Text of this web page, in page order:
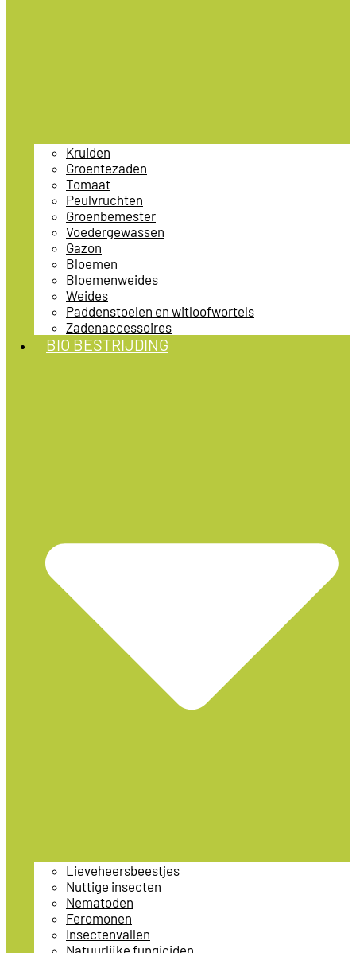
Kruiden
Groentezaden
Tomaat
Peulvruchten
Groenbemester
Voedergewassen
Gazon
Bloemen
Bloemenweides
Weides
Paddenstoelen en witloofwortels
Zadenaccessoires
BIO BESTRIJDING
Lieveheersbeestjes
Nuttige insecten
Nematoden
Feromonen
Insectenvallen